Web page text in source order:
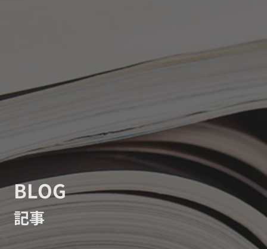
BLOG
記事